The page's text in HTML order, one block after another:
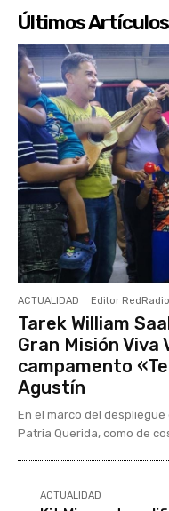
Últimos Artículos
ACTUALIDAD Editor RedRadio
Tarek William
Gran Misión Viva
campamento
Agustín
En el marco del despliegue
Patria Querida, como de
ACTUALIDAD